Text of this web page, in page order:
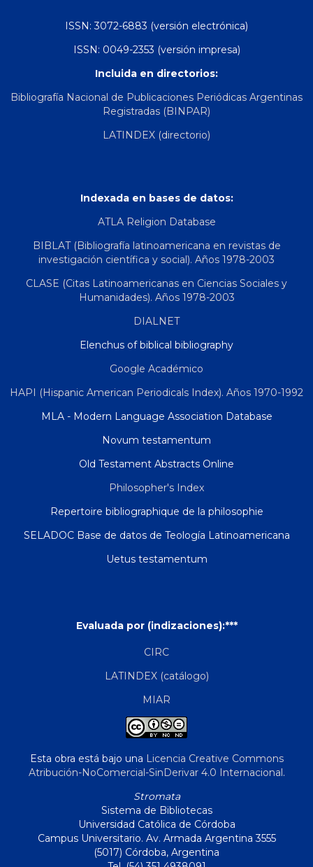
ISSN: 3072-6883 (versión electrónica)
ISSN: 0049-2353 (versión impresa)
Incluida en directorios:
Bibliografía Nacional de Publicaciones Periódicas Argentinas
Registradas (BINPAR)
LATINDEX (directorio)
Indexada en bases de datos:
ATLA Religion Database
BIBLAT (Bibliografía latinoamericana en revistas de
investigación científica y social). Años 1978-2003
CLASE (Citas Latinoamericanas en Ciencias Sociales y
Humanidades). Años 1978-2003
DIALNET
Elenchus of biblical bibliography
Google Académico
HAPI (Hispanic American Periodicals Index). Años 1970-1992
MLA - Modern Language Association Database
Novum testamentum
Old Testament Abstracts Online
Philosopher's Index
Repertoire bibliographique de la philosophie
SELADOC Base de datos de Teología Latinoamericana
Uetus testamentum
Evaluada por (indizaciones):***
CIRC
LATINDEX (catálogo)
MIAR
Esta obra está bajo una Licencia Creative Commons
Atribución-NoComercial-SinDerivar 4.0 Internacional.
Stromata
Sistema de Bibliotecas
Universidad Católica de Córdoba
Campus Universitario. Av. Armada Argentina 3555
(5017) Córdoba, Argentina